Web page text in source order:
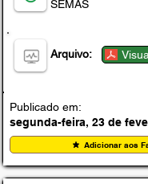
SEMAS
Arquivo:
Publicado em:
segunda-feira, 23 de
Adicionar aos